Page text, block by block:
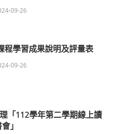
09-26
程學習成果說明及評量表
09-26
「112學年第二學期線上讀
」